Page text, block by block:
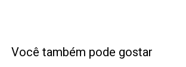
Você também pode gostar